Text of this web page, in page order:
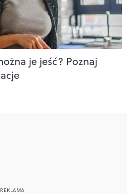
je jeść? Poznaj